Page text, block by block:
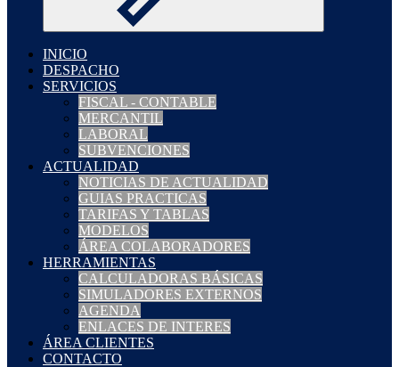
INICIO
DESPACHO
SERVICIOS
FISCAL - CONTABLE
MERCANTIL
LABORAL
SUBVENCIONES
ACTUALIDAD
NOTICIAS DE ACTUALIDAD
GUIAS PRACTICAS
TARIFAS Y TABLAS
MODELOS
ÁREA COLABORADORES
HERRAMIENTAS
CALCULADORAS BÁSICAS
SIMULADORES EXTERNOS
AGENDA
ENLACES DE INTERES
ÁREA CLIENTES
CONTACTO